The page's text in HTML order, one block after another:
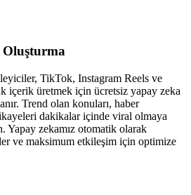
Oluşturma
TikTok, Instagram Reels ve
içerik üretmek için ücretsiz yapay zeka
Trend olan konuları, haber
dakikalar içinde viral olmaya
Yapay zekamız otomatik olarak
ve maksimum etkileşim için optimize